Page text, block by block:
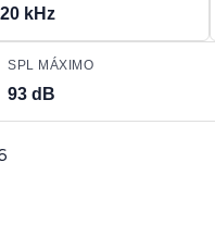
kHz
SPL MÁXIMO
93 dB